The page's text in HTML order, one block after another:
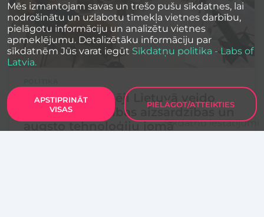
Latvijas uzņēmēji Lietuvā veido
jaunas partnerības aizsardzības un
augsto tehnoloģiju jomā
Mēs izmantojam savas un trešo pušu sīkdatnes, lai
nodrošinātu un uzlabotu tīmekļa vietnes darbību,
pielāgotu informāciju un analizētu vietnes
apmeklējumu. Detalizētāku informāciju par
sīkdatnēm Jūs varat iegūt Sīkdatņu politika - Labs of
Latvia.
APSTIPRINĀT
VISAS
PIELĀGOT/ATTEIKTIES
Sīkdatņu iestatījumi